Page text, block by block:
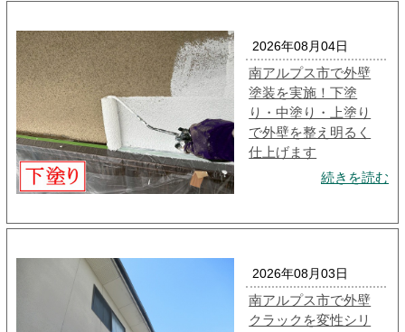
2026年08月04日
南アルプス市で外壁
塗装を実施！下塗
り・中塗り・上塗り
で外壁を整え明るく
仕上げます
続きを読む
2026年08月03日
南アルプス市で外壁
クラックを変性シリ